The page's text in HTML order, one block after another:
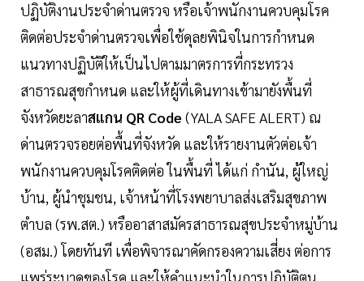
ปฏิบัติงานประจำด่านตรวจ หรือเจ้าพนักงานควบคุมโรค
ติดต่อประจำด่านตรวจเพื่อใช้ดุลยพินิจในการกำหนด
แนวทางปฏิบัติให้เป็นไปตามมาตรการที่กระทรวง
สาธารณสุขกำหนด และให้ผู้ที่เดินทางเข้ามายังพื้นที่
จังหวัดยะลาสแกน QR Code (YALA SAFE ALERT) ณ
ด่านตรวจรอยต่อพื้นที่จังหวัด และให้รายงานตัวต่อเจ้า
พนักงานควบคุมโรคติดต่อ ในพื้นที่ ได้แก่ กำนัน, ผู้ใหญ่
บ้าน, ผู้นำชุมชน, เจ้าหน้าที่โรงพยาบาลส่งเสริมสุขภาพ
ตำบล (รพ.สต.) หรืออาสาสมัครสาธารณสุขประจำหมู่บ้าน
(อสม.) โดยทันที เพื่อพิจารณาคัดกรองความเสี่ยง ต่อการ